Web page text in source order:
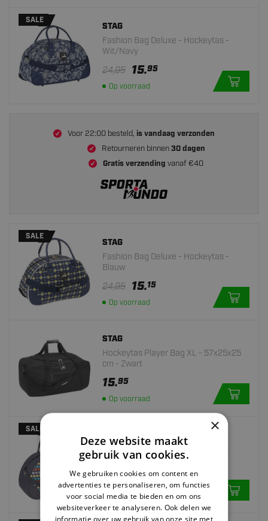
SALE
STAG
Fashion Bag Deluxe - Hockeytas -
Wit/Navy
24,95 15.95
Op voorraad
Voor 22:00 besteld, is vandaag verzonden
Retourneren binnen30 dagen
Gratis verzending vanaf €40
SALE
STAG
Fashion Bag Deluxe - Hockeytas -
Blauw
24,95 15.15
Op voorraad
STAG
Hockeytas Player Bag XL - 57x25x25
cm - Zwart
15.95
Op voorraad
SALE
Fashion Bag Deluxe - Hockeytas -
Grijs
24,95 15. 15
Op voorraad
×
Deze website maakt
gebruik van cookies.
We gebruiken cookies om content en
advertenties te personaliseren, om functies
voor social media te bieden en om ons
websiteverkeer te analyseren. Ook delen we
informatie over uw gebruik van onze site met